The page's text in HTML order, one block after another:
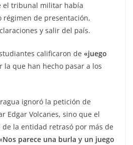
el tribunal militar había
de presentación,
y salir del país.
calificaron de «juego
la que han hecho pasar a los
ignoró la petición de
Edgar Volcanes, sino que el
de la entidad retrasó por más de
parece una burla y un juego